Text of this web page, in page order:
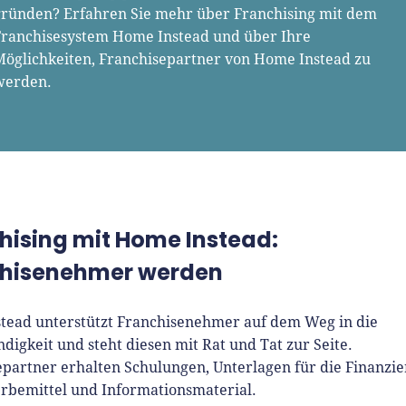
Erfahren Sie mehr über Franchising mit dem
Home Instead und über Ihre
Franchisepartner von Home Instead zu
mit Home Instead:
werden
unterstützt Franchisenehmer auf dem Weg in die
und steht diesen mit Rat und Tat zur Seite.
erhalten Schulungen, Unterlagen für die
und Informationsmaterial.